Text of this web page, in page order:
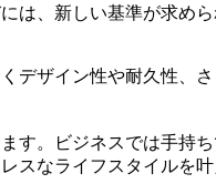
は、新しい基準が求めら
デザイン性や耐久性、
。ビジネスでは手持
なライフスタイルを叶